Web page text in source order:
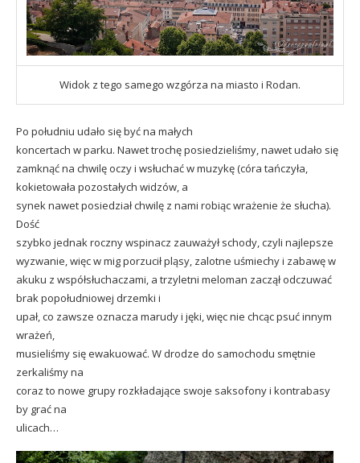
Widok z tego samego wzgórza na miasto i Rodan.
Po południu udało się być na małych
koncertach w parku. Nawet trochę posiedzieliśmy, nawet udało się
zamknąć na chwilę oczy i wsłuchać w muzykę (córa tańczyła,
kokietowała pozostałych widzów, a
synek nawet posiedział chwilę z nami robiąc wrażenie że słucha).
Dość
szybko jednak roczny wspinacz zauważył schody, czyli najlepsze
wyzwanie, więc w mig porzucił pląsy, zalotne uśmiechy i zabawę w
akuku z współsłuchaczami, a trzyletni meloman zaczął odczuwać
brak popołudniowej drzemki i
upał, co zawsze oznacza marudy i jęki, więc nie chcąc psuć innym
wrażeń,
musieliśmy się ewakuować. W drodze do samochodu smętnie
zerkaliśmy na
coraz to nowe grupy rozkładające swoje saksofony i kontrabasy
by grać na
ulicach…